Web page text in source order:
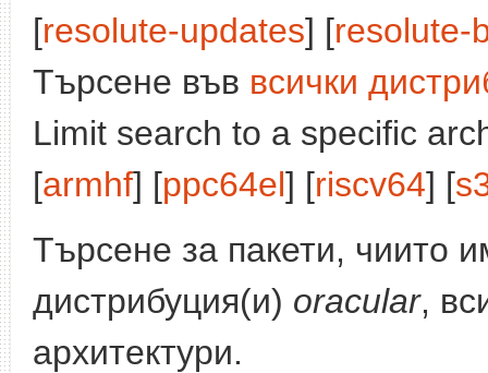
[resolute-updates] [resolute-
Търсене във всички
Limit search to a specific
[armhf] [ppc64el] [riscv64] [
Търсене за пакети, чиито
дистрибуция(и) oracular,
архитектури.